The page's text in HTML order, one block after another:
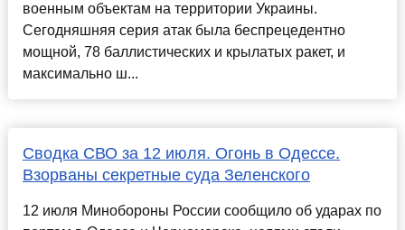
военным объектам на территории Украины.
Сегодняшняя серия атак была беспрецедентно
мощной, 78 баллистических и крылатых ракет, и
максимально ш...
Сводка СВО за 12 июля. Огонь в Одессе.
Взорваны секретные суда Зеленского
12 июля Минобороны России сообщило об ударах по